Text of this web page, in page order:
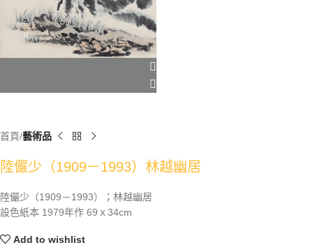
首頁 藝術品
陸儼少（1909－1993）林越幽居
陸儼少（1909－1993）；林越幽居
設色紙本 1979年作 69ｘ34cm
Add to wishlist